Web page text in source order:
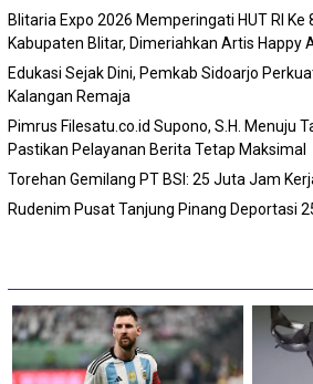
Blitaria Expo 2026 Memperingati HUT RI Ke
Kabupaten Blitar, Dimeriahkan Artis Happy
Edukasi Sejak Dini, Pemkab Sidoarjo
Kalangan Remaja
Pimrus Filesatu.co.id Supono, S.H. Menuju
Pastikan Pelayanan Berita Tetap Maksimal
Torehan Gemilang PT BSI: 25 Juta Jam
Rudenim Pusat Tanjung Pinang Deportasi